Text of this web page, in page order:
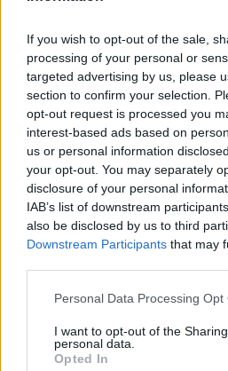
If you wish to opt-out of the sale,
processing of your personal or
targeted advertising by us, please
section to confirm your selection.
opt-out request is processed you
interest-based ads based on
us or personal information
your opt-out. You may separately
disclosure of your personal
IAB’s list of downstream
also be disclosed by us to third
Downstream Participants that may
Personal Data Processing Opt
I want to opt-out of the
personal data.
Opted In
per dare una risposta
Calciomercato Lazio,
piano per la difesa
In queste 48 oreLeonardo
decidere il suo futuro.
dell'Union Berlino,
campionato nuovo, oppure
senza però avere la
rappresenterebbe un
stagione del ritorno in
club di patron Lotito ha